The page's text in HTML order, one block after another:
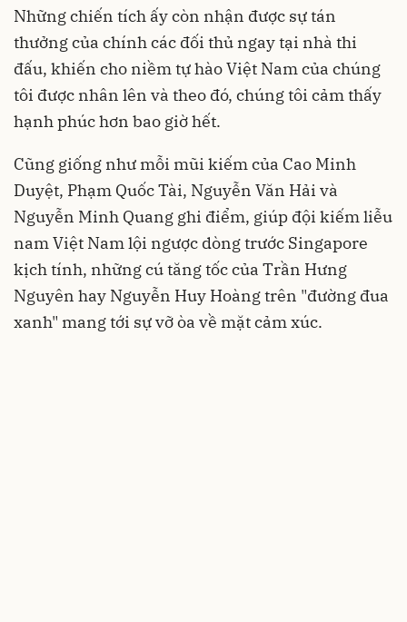
Những chiến tích ấy còn nhận được sự tán
thưởng của chính các đối thủ ngay tại nhà thi
đấu, khiến cho niềm tự hào Việt Nam của chúng
tôi được nhân lên và theo đó, chúng tôi cảm thấy
hạnh phúc hơn bao giờ hết.
Cũng giống như mỗi mũi kiếm của Cao Minh
Duyệt, Phạm Quốc Tài, Nguyễn Văn Hải và
Nguyễn Minh Quang ghi điểm, giúp đội kiếm liễu
nam Việt Nam lội ngược dòng trước Singapore
kịch tính, những cú tăng tốc của Trần Hưng
Nguyên hay Nguyễn Huy Hoàng trên "đường đua
xanh" mang tới sự vỡ òa về mặt cảm xúc.